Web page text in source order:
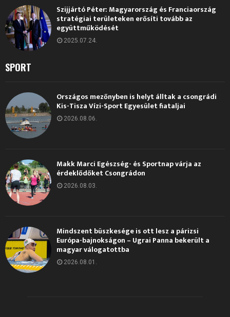
Szijjártó Péter: Magyarország és Franciaország
stratégiai területeken erősíti tovább az
együttműködését
2025.07.24.
SPORT
Országos mezőnyben is helyt álltak a csongrádi
Kis-Tisza Vízi-Sport Egyesület fiataljai
2026.08.06.
Makk Marci Egészség- és Sportnap várja az
érdeklődőket Csongrádon
2026.08.03.
Mindszent büszkesége is ott lesz a párizsi
Európa-bajnokságon – Ugrai Panna bekerült a
magyar válogatottba
2026.08.01.